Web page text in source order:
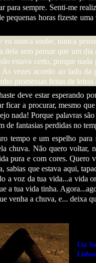
para sempre. Senti-me
pequenas horas fizeste
nunca soube, nunca
dela sem pensar que um
estava certo, porque
vezes acordo ao lado
promessas feitas de letras
deve estar esperando
ficar a procurar, mesmo
nada! Porque palavras
de fantasias perdidas no
tempo e um espelho
chuva. Não quero voltar,
pura e com cores. Quero
sabias que estava aqui,
a voz da tua vida...a vida
a tua vida tinha.
venha a chuva, e... deixa
Lia